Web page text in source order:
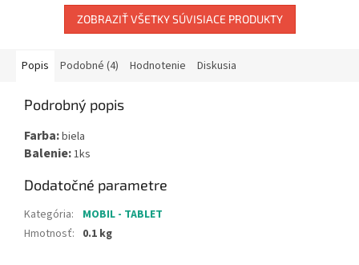
ZOBRAZIŤ VŠETKY SÚVISIACE PRODUKTY
Popis Podobné (4) Hodnotenie Diskusia
Podrobný popis
Farba:biela
Balenie:1ks
Dodatočné parametre
Kategória:
MOBIL - TABLET
Hmotnosť: 0.1 kg